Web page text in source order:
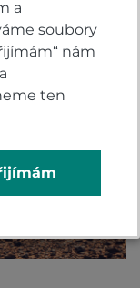
parametrech.
a
soubory
nám
ten